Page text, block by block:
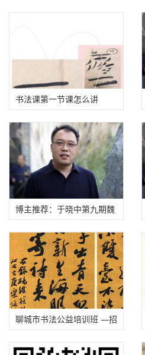
书法课第一节课怎么讲
博主推荐：于晓中第九期魏
碑网络教学高研班开始招生
（半年）
聊城市书法公益培训班 —招
生简章